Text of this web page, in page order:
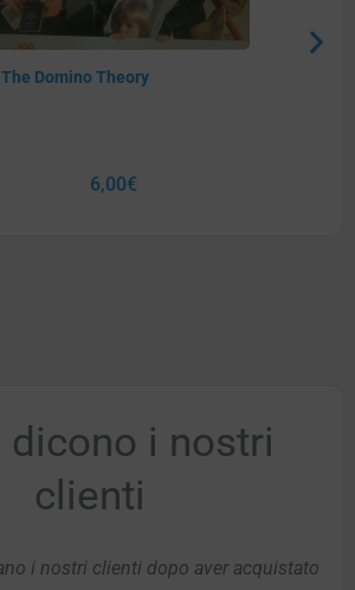
Domino Theory
6,00€
dicono i nostri
clienti
i nostri clienti dopo aver acquistato